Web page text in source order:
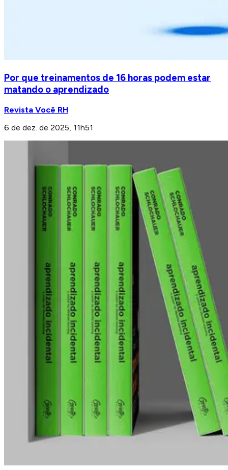
Por que treinamentos de 16 horas podem estar
matando o aprendizado
Revista Você RH
6 de dez. de 2025, 11h51